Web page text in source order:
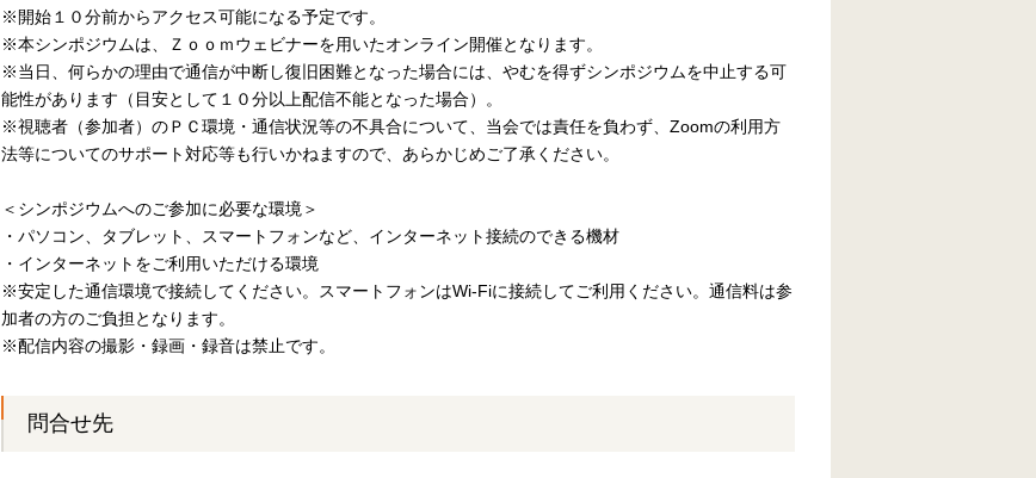
※開始１０分前からアクセス可能になる予定です。
※本シンポジウムは、Ｚｏｏｍウェビナーを用いたオンライン開催となります。
※当日、何らかの理由で通信が中断し復旧困難となった場合には、やむを得ずシンポジウムを中止する可
能性があります（目安として１０分以上配信不能となった場合）。
※視聴者（参加者）のＰＣ環境・通信状況等の不具合について、当会では責任を負わず、Zoomの利用方
法等についてのサポート対応等も行いかねますので、あらかじめご了承ください。
＜シンポジウムへのご参加に必要な環境＞
・パソコン、タブレット、スマートフォンなど、インターネット接続のできる機材
・インターネットをご利用いただける環境
※安定した通信環境で接続してください。スマートフォンはWi-Fiに接続してご利用ください。通信料は参
加者の方のご負担となります。
※配信内容の撮影・録画・録音は禁止です。
問合せ先